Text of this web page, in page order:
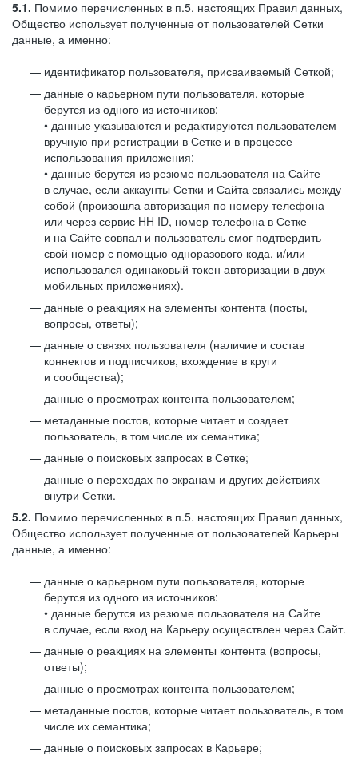
5.1. Помимо перечисленных в п.5. настоящих Правил данных,
Общество использует полученные от пользователей Сетки
данные, а именно:
идентификатор пользователя, присваиваемый Сеткой;
данные о карьерном пути пользователя, которые
берутся из одного из источников:
• данные указываются и редактируются пользователем
вручную при регистрации в Сетке и в процессе
использования приложения;
• данные берутся из резюме пользователя на Сайте
в случае, если аккаунты Сетки и Сайта связались между
собой (произошла авторизация по номеру телефона
или через сервис HH ID, номер телефона в Сетке
и на Сайте совпал и пользователь смог подтвердить
свой номер с помощью одноразового кода, и/или
использовался одинаковый токен авторизации в двух
мобильных приложениях).
данные о реакциях на элементы контента (посты,
вопросы, ответы);
данные о связях пользователя (наличие и состав
коннектов и подписчиков, вхождение в круги
и сообщества);
данные о просмотрах контента пользователем;
метаданные постов, которые читает и создает
пользователь, в том числе их семантика;
данные о поисковых запросах в Сетке;
данные о переходах по экранам и других действиях
внутри Сетки.
5.2. Помимо перечисленных в п.5. настоящих Правил данных,
Общество использует полученные от пользователей Карьеры
данные, а именно:
данные о карьерном пути пользователя, которые
берутся из одного из источников:
• данные берутся из резюме пользователя на Сайте
в случае, если вход на Карьеру осуществлен через Сайт.
данные о реакциях на элементы контента (вопросы,
ответы);
данные о просмотрах контента пользователем;
метаданные постов, которые читает пользователь, в том
числе их семантика;
данные о поисковых запросах в Карьере;